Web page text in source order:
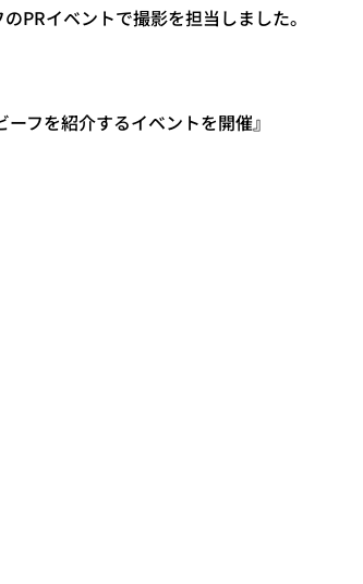
PRイベントで撮影を担当しました。
フを紹介するイベントを開催』